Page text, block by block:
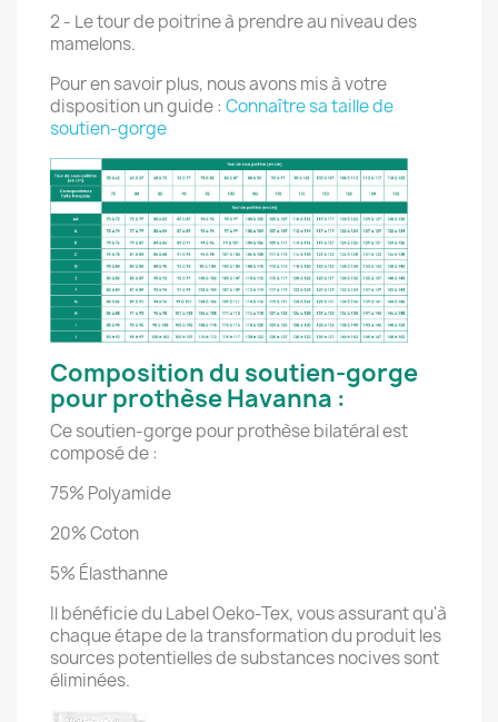
2 - Le tour de poitrine à prendre au niveau des
mamelons.
Pour en savoir plus, nous avons mis à votre
disposition un guide : Connaître sa taille de
soutien-gorge
Composition du soutien-gorge
pour prothèse Havanna :
Ce soutien-gorge pour prothèse bilatéral est
composé de :
75% Polyamide
20% Coton
5% Élasthanne
Il bénéficie du Label Oeko-Tex, vous assurant qu'à
chaque étape de la transformation du produit les
sources potentielles de substances nocives sont
éliminées.